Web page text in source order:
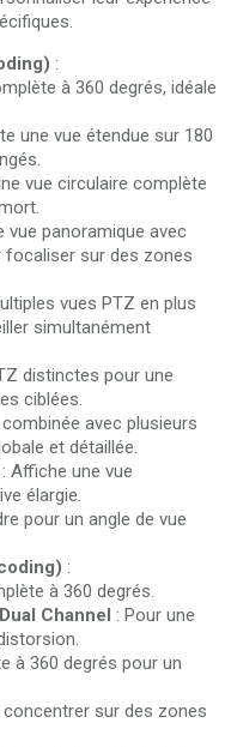
:
à 360 degrés, idéale
une vue étendue sur 180
vue circulaire complète
vue panoramique avec
sur des zones
vues PTZ en plus
simultanément
distinctes pour une
ciblées.
avec plusieurs
et détaillée.
: Affiche une vue
élargie.
pour un angle de vue
:
à 360 degrés.
Channel : Pour une
à 360 degrés pour un
sur des zones